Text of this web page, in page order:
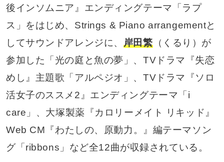
後インソムニア』エンディングテーマ「ラプ
ス」をはじめ、Strings & Piano arrangementと
してサウンドアレンジに、 岸田繁（くるり）が
参加した「光の庭と魚の夢」、TVドラマ『失恋
めし』主題歌「アルペジオ」、TVドラマ『ソロ
活女子のススメ2』エンディングテーマ「i
care」、大塚製薬『カロリーメイト リキッド』
Web CM『わたしの、原動力。』編テーマソン
グ「ribbons」など全12曲が収録されている。